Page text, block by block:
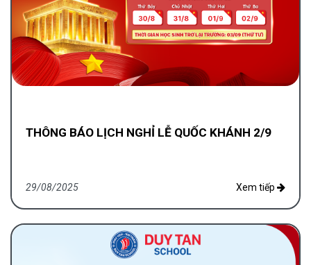
THÔNG BÁO LỊCH NGHỈ LỄ QUỐC KHÁNH 2/9
29/08/2025 Xem tiếp